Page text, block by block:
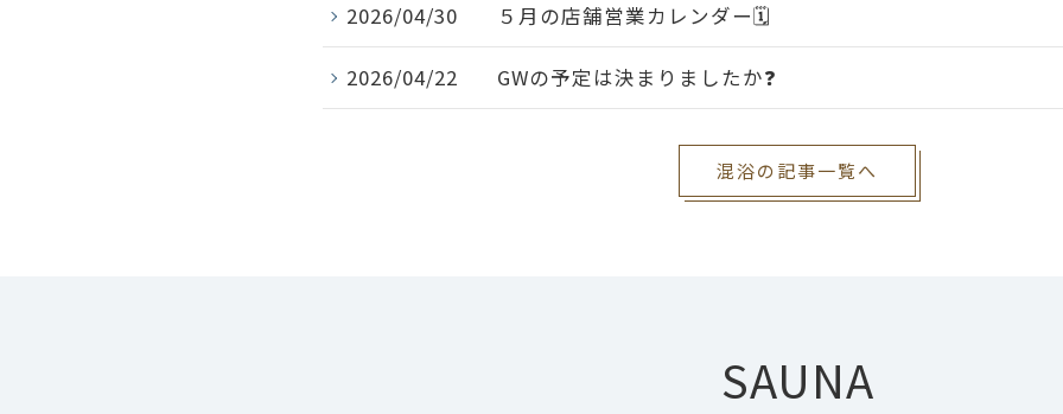
2026/04/30 ５月の店舗営業カレンダー🗓️
2026/04/22 GWの予定は決まりましたか❓
混浴の記事一覧へ
SAUNA